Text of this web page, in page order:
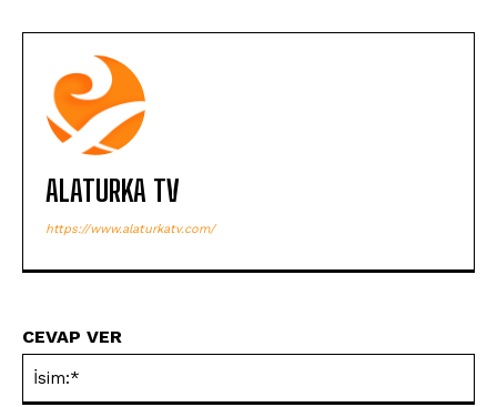
ALATURKA TV
https://www.alaturkatv.com/
CEVAP VER